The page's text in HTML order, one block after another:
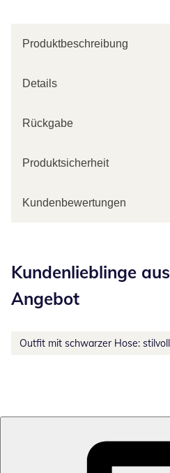
Produktbeschreibung
Details
Rückgabe
Produktsicherheit
Kundenbewertungen
Kundenlieblinge
Angebot
Outfit mit schwarzer Hose: